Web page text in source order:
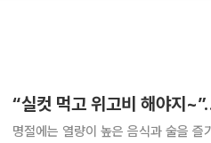
“실컷 먹고 위고비 해야지
명절에는 열량이 높은 음식과 술을